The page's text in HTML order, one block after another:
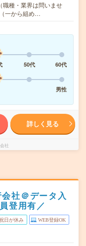
職種・業界は問いませ
一から組め…
50代
60代
男性
詳しく見る
社
社＠データ入
登用有／
日が休み WEB登録OK